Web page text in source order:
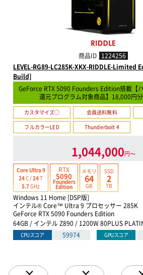
商品ID 1224256
LEVEL-RG89-LC285K-XKX-RIDDLE-Limited
Build]
GeForce RTX 5090 Founders Edition搭載【
還元プログラム対象商品】18,000円
カスタマイズ○ 会員送料無料
フルカラーLED
Thunderbolt 4
1,044,000円〜
Core Ultra 9
24C /24T
5.7GHz
RTX
5090
Founders
Edition
メモリ
64
GB
SSD
2
TB
Windows 11 Home [DSP版]
インテル® Core™ Ultra 9 プロセッサー 285K
GeForce RTX 5090 Founders Edition
64GB / インテル Z890 / 1200W 80PLUS
CPUスコア 59974 GPUスコア